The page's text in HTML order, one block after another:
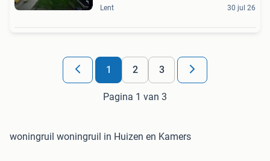
Lent 30 jul 26
1 2 3
Pagina 1 van 3
woningruil woningruil in Huizen en Kamers